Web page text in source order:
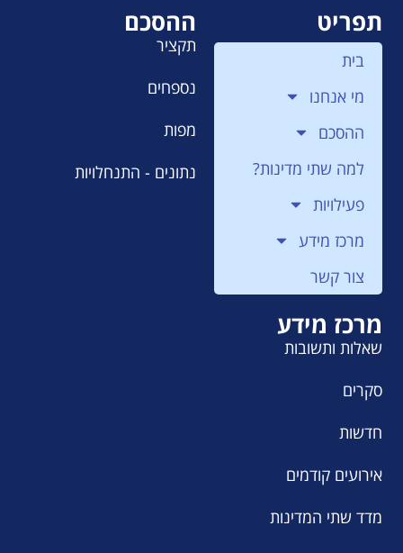
תפריט
בית
מי אנחנו
ההסכם
למה שתי מדינות?
פעילויות
מרכז מידע
צור קשר
ההסכם
תקציר
נספחים
מפות
נתונים - התנחלויות
מרכז מידע
שאלות ותשובות
סקרים
חדשות
אירועים קודמים
מדד שתי המדינות